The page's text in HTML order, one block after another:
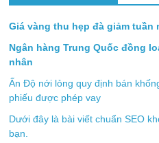
Giá vàng thu hẹp đà giảm tuần
Ngân hàng Trung Quốc đồng
nhân
Ấn Độ nới lỏng quy định bán
phiếu được phép vay
Dưới đây là bài viết chuẩn SEO
bạn.